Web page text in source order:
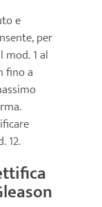
e
per
1 al
fino a
12.